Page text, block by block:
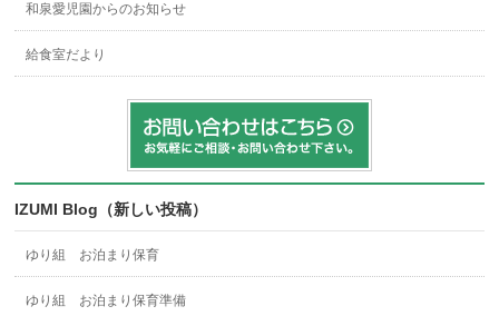
和泉愛児園からのお知らせ
給食室だより
IZUMI Blog（新しい投稿）
ゆり組 お泊まり保育
ゆり組 お泊まり保育準備